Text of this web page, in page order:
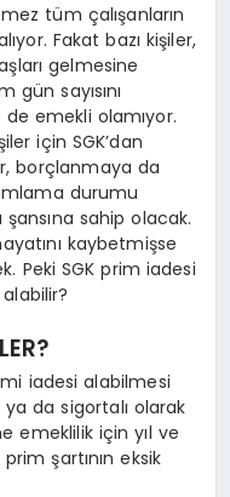
tüm çalışanların
Fakat bazı kişiler,
gelmesine
sayısını
emekli olamıyor.
için SGK’dan
borçlanmaya da
durumu
sahip olacak.
kaybetmişse
Peki SGK prim iadesi
iadesi alabilmesi
da sigortalı olarak
emeklilik için yıl ve
şartının eksik